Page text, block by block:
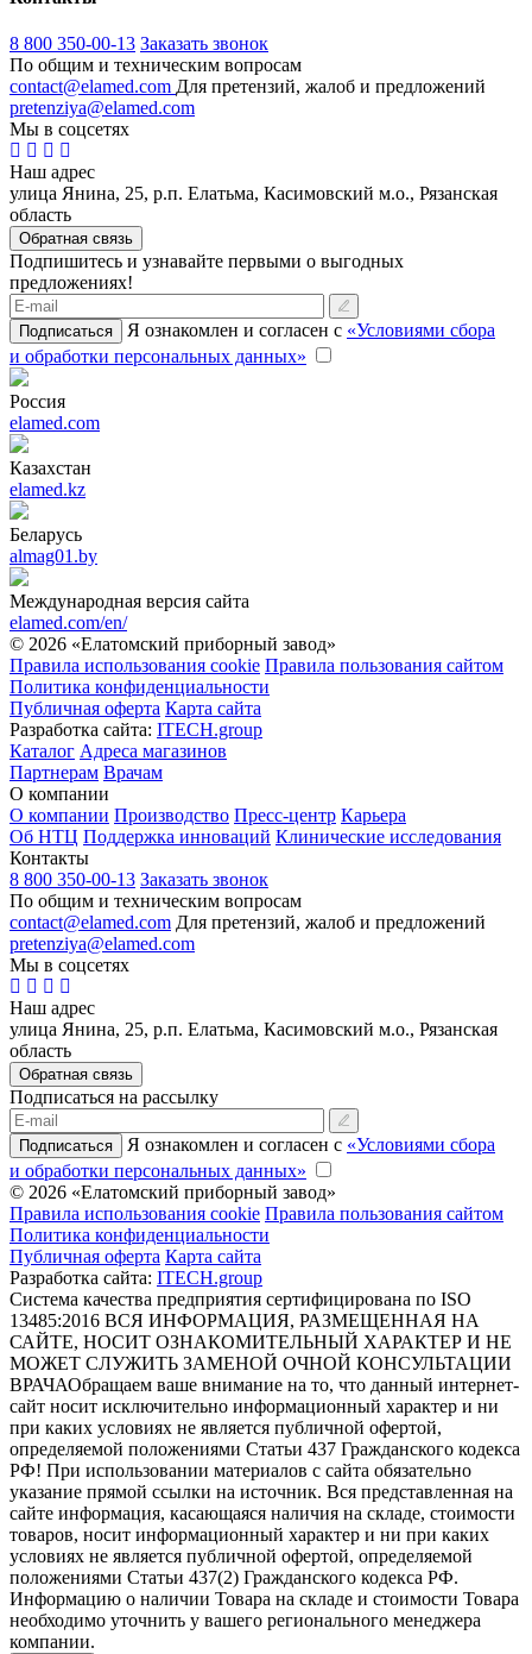
8 800 350-00-13 Заказать звонок
По общим и техническим вопросам
contact@elamed.com Для претензий, жалоб и предложений
pretenziya@elamed.com
Мы в соцсетях
Наш адрес
улица Янина, 25, р.п. Елатьма, Касимовский м.о., Рязанская
область
Обратная связь
Подпишитесь и узнавайте первыми о выгодных
предложениях!
Подписаться Я ознакомлен и согласен с «Условиями сбора
и обработки персональных данных»
Россия
elamed.com
Казахстан
elamed.kz
Беларусь
almag01.by
Международная версия сайта
elamed.com/en/
© 2026 «Елатомский приборный завод»
Правила использования cookie Правила пользования сайтом
Политика конфиденциальности
Публичная оферта Карта сайта
Разработка сайта: ITECH.group
Каталог Адреса магазинов
Партнерам Врачам
О компании
О компании Производство Пресс-центр Карьера
Об НТЦ Поддержка инноваций Клинические исследования
Контакты
8 800 350-00-13 Заказать звонок
По общим и техническим вопросам
contact@elamed.com Для претензий, жалоб и предложений
pretenziya@elamed.com
Мы в соцсетях
Наш адрес
улица Янина, 25, р.п. Елатьма, Касимовский м.о., Рязанская
область
Обратная связь
Подписаться на рассылку
Подписаться Я ознакомлен и согласен с «Условиями сбора
и обработки персональных данных»
© 2026 «Елатомский приборный завод»
Правила использования cookie Правила пользования сайтом
Политика конфиденциальности
Публичная оферта Карта сайта
Разработка сайта: ITECH.group
Система качества предприятия сертифицирована по ISO
13485:2016 ВСЯ ИНФОРМАЦИЯ, РАЗМЕЩЕННАЯ НА
САЙТЕ, НОСИТ ОЗНАКОМИТЕЛЬНЫЙ ХАРАКТЕР И НЕ
МОЖЕТ СЛУЖИТЬ ЗАМЕНОЙ ОЧНОЙ КОНСУЛЬТАЦИИ
ВРАЧАОбращаем ваше внимание на то, что данный интернет-
сайт носит исключительно информационный характер и ни
при каких условиях не является публичной офертой,
определяемой положениями Статьи 437 Гражданского кодекса
РФ! При использовании материалов с сайта обязательно
указание прямой ссылки на источник. Вся представленная на
сайте информация, касающаяся наличия на складе, стоимости
товаров, носит информационный характер и ни при каких
условиях не является публичной офертой, определяемой
положениями Статьи 437(2) Гражданского кодекса РФ.
Информацию о наличии Товара на складе и стоимости Товара
необходимо уточнить у вашего регионального менеджера
компании.